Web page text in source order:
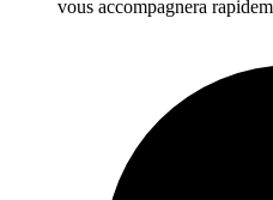
vous accompagnera